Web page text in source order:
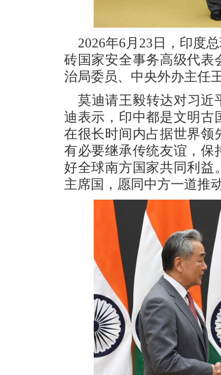
2026年6月23日，印度
砖国家安全事务高级代表
治局委员、中央外办主任
莫迪请王毅转达对习近
迪表示，印中都是文明古
在很长时间内占据世界领
有必要继承传统友谊，保
好全球南方国家共同利益
主席国，愿同中方一道推